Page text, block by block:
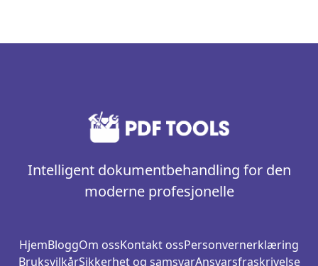
Intelligent dokumentbehandling for den
moderne profesjonelle
HjemBloggOm ossKontakt ossPersonvernerklæring
BruksvilkårSikkerhet og samsvarAnsvarsfraskrivelse